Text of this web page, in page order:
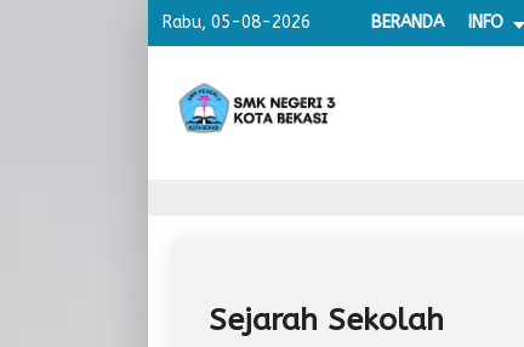
Rabu, 05-08-2026 BERANDA INFO
Sejarah Sekolah